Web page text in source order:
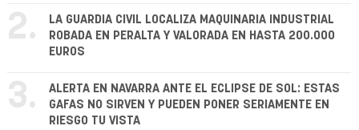
2.
LA GUARDIA CIVIL LOCALIZA MAQUINARIA INDUSTRIAL
ROBADA EN PERALTA Y VALORADA EN HASTA 200.000
EUROS
3.
ALERTA EN NAVARRA ANTE EL ECLIPSE DE SOL: ESTAS
GAFAS NO SIRVEN Y PUEDEN PONER SERIAMENTE EN
RIESGO TU VISTA